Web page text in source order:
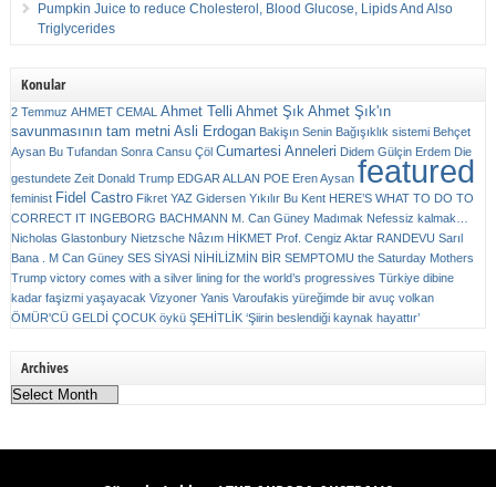
Pumpkin Juice to reduce Cholesterol, Blood Glucose, Lipids And Also
Triglycerides
Konular
2 Temmuz AHMET CEMAL Ahmet Telli Ahmet Şık Ahmet Şık'ın
savunmasının tam metni Asli Erdogan Bakişın Senin Bağışıklık sistemi Behçet
Aysan Bu Tufandan Sonra Cansu Çöl Cumartesi Anneleri Didem Gülçin Erdem Die
gestundete Zeit Donald Trump EDGAR ALLAN POE Eren Aysan featured
feminist Fidel Castro Fikret YAZ Gidersen Yıkılır Bu Kent HERE’S WHAT TO DO TO
CORRECT IT INGEBORG BACHMANN M. Can Güney Madımak Nefessiz kalmak…
Nicholas Glastonbury Nietzsche Nâzım HİKMET Prof. Cengiz Aktar RANDEVU Sarıl
Bana . M Can Güney SES SİYASİ NİHİLİZMİN BİR SEMPTOMU the Saturday Mothers
Trump victory comes with a silver lining for the world’s progressives Türkiye dibine
kadar faşizmi yaşayacak Vizyoner Yanis Varoufakis yüreğimde bir avuç volkan
ÖMÜR'CÜ GELDİ ÇOCUK öykü ŞEHİTLİK ‘Şiirin beslendiği kaynak hayattır’
Archives
Archives